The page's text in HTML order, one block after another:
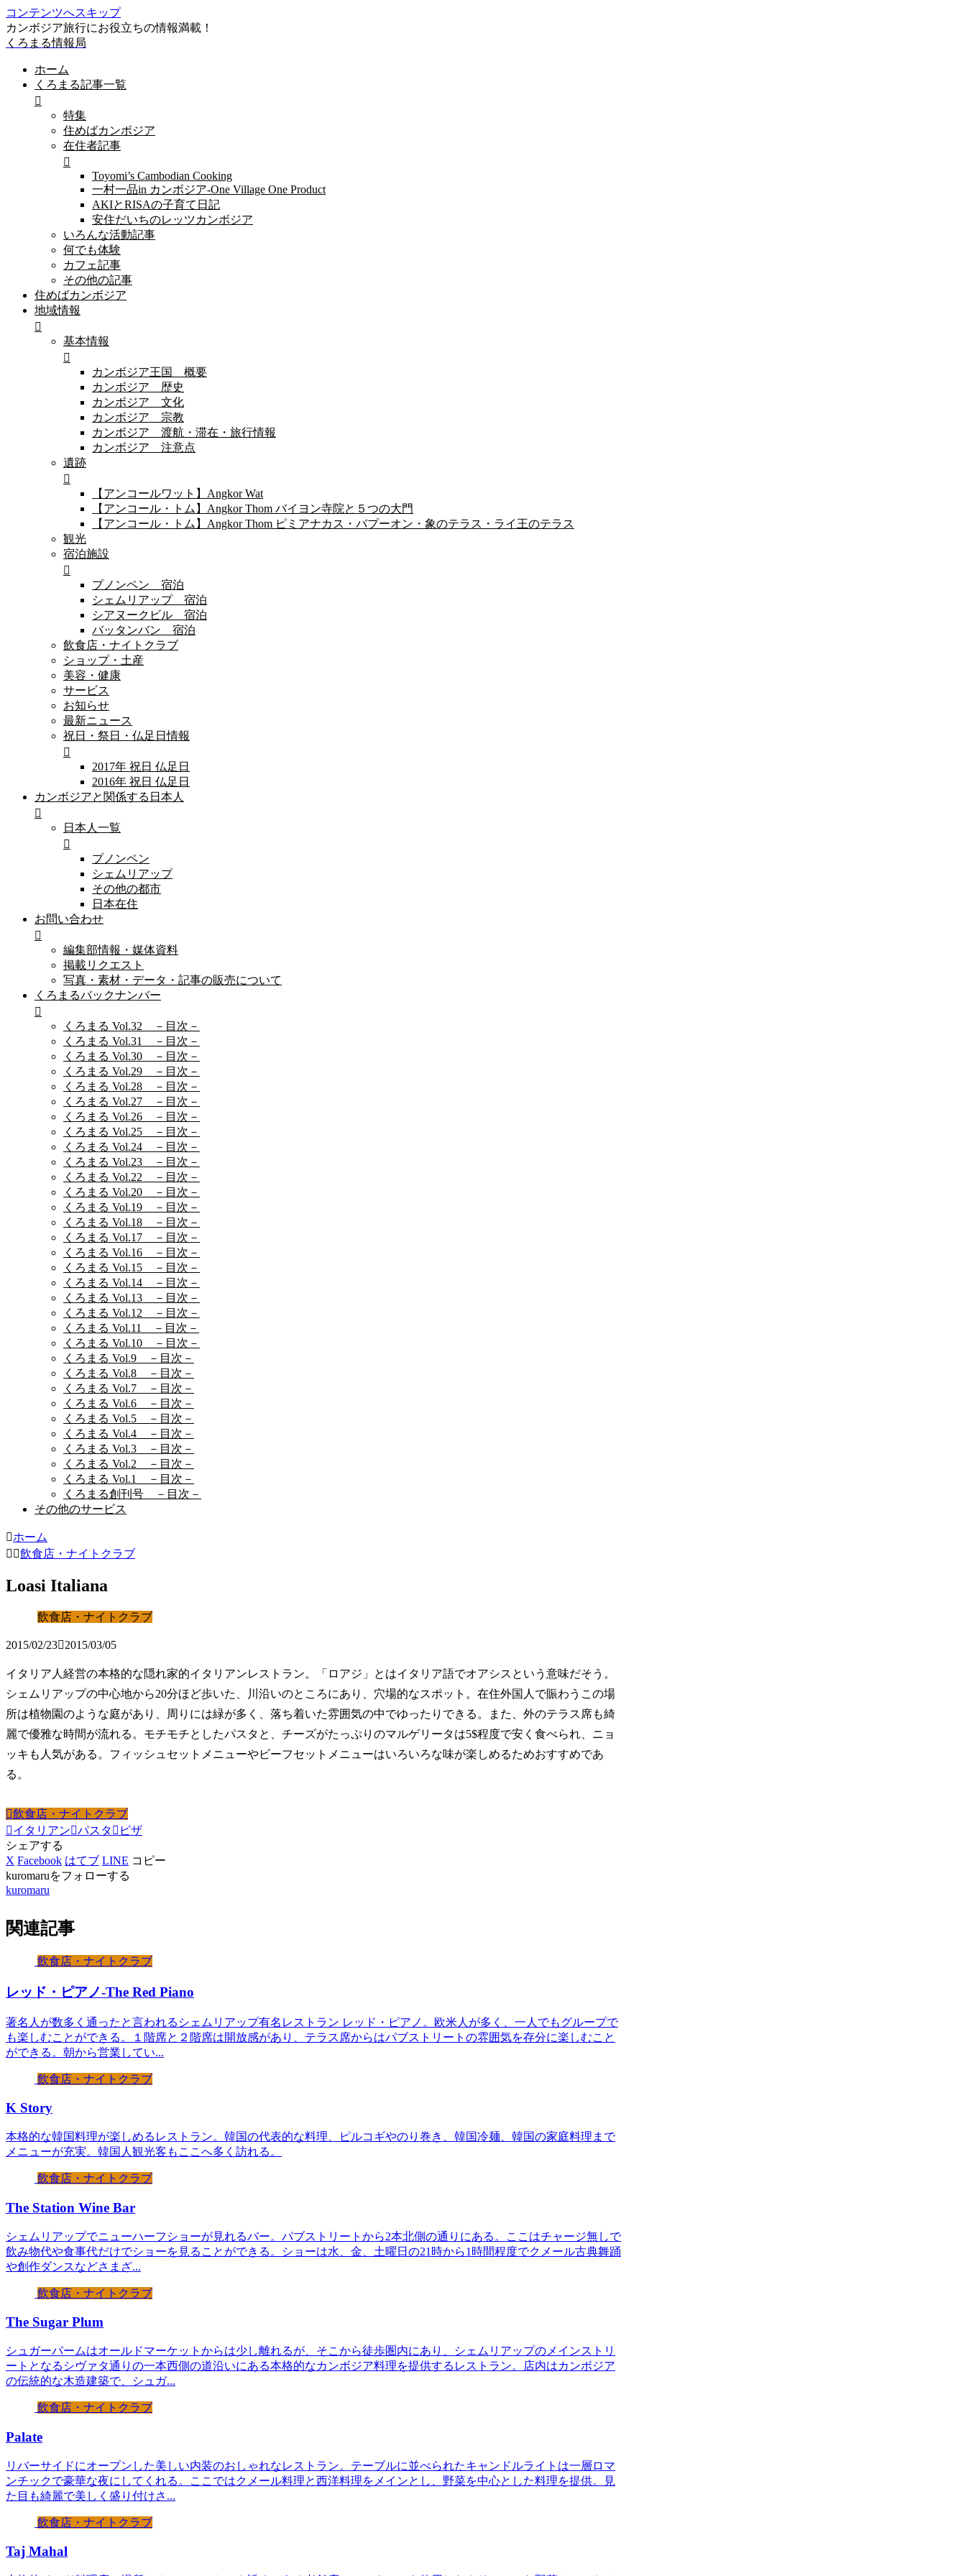
コンテンツへスキップ
カンボジア旅行にお役立ちの情報満載！
くろまる情報局
ホーム
くろまる記事一覧
特集
住めばカンボジア
在住者記事
Toyomi’s Cambodian Cooking
一村一品in カンボジア-One Village One Product
AKIとRISAの子育て日記
安住だいちのレッツカンボジア
いろんな活動記事
何でも体験
カフェ記事
その他の記事
住めばカンボジア
地域情報
基本情報
カンボジア王国 概要
カンボジア 歴史
カンボジア 文化
カンボジア 宗教
カンボジア 渡航・滞在・旅行情報
カンボジア 注意点
遺跡
【アンコールワット】Angkor Wat
【アンコール・トム】Angkor Thom バイヨン寺院と５つの大門
【アンコール・トム】Angkor Thom ピミアナカス・バプーオン・象のテラス・ライ王のテラス
観光
宿泊施設
プノンペン 宿泊
シェムリアップ 宿泊
シアヌークビル 宿泊
バッタンバン 宿泊
飲食店・ナイトクラブ
ショップ・土産
美容・健康
サービス
お知らせ
最新ニュース
祝日・祭日・仏足日情報
2017年 祝日 仏足日
2016年 祝日 仏足日
カンボジアと関係する日本人
日本人一覧
プノンペン
シェムリアップ
その他の都市
日本在住
お問い合わせ
編集部情報・媒体資料
掲載リクエスト
写真・素材・データ・記事の販売について
くろまるバックナンバー
くろまる Vol.32 －目次－
くろまる Vol.31 －目次－
くろまる Vol.30 －目次－
くろまる Vol.29 －目次－
くろまる Vol.28 －目次－
くろまる Vol.27 －目次－
くろまる Vol.26 －目次－
くろまる Vol.25 －目次－
くろまる Vol.24 －目次－
くろまる Vol.23 －目次－
くろまる Vol.22 －目次－
くろまる Vol.20 －目次－
くろまる Vol.19 －目次－
くろまる Vol.18 －目次－
くろまる Vol.17 －目次－
くろまる Vol.16 －目次－
くろまる Vol.15 －目次－
くろまる Vol.14 －目次－
くろまる Vol.13 －目次－
くろまる Vol.12 －目次－
くろまる Vol.11 －目次－
くろまる Vol.10 －目次－
くろまる Vol.9 －目次－
くろまる Vol.8 －目次－
くろまる Vol.7 －目次－
くろまる Vol.6 －目次－
くろまる Vol.5 －目次－
くろまる Vol.4 －目次－
くろまる Vol.3 －目次－
くろまる Vol.2 －目次－
くろまる Vol.1 －目次－
くろまる創刊号 －目次－
その他のサービス
ホーム
飲食店・ナイトクラブ
Loasi Italiana
飲食店・ナイトクラブ
2015/02/23 2015/03/05
イタリア人経営の本格的な隠れ家的イタリアンレストラン。「ロアジ」とはイタリア語でオアシスという意味だそう。
シェムリアップの中心地から20分ほど歩いた、川沿いのところにあり、穴場的なスポット。在住外国人で賑わうこの場
所は植物園のような庭があり、周りには緑が多く、落ち着いた雰囲気の中でゆったりできる。また、外のテラス席も綺
麗で優雅な時間が流れる。モチモチとしたパスタと、チーズがたっぷりのマルゲリータは5$程度で安く食べられ、ニョ
ッキも人気がある。フィッシュセットメニューやビーフセットメニューはいろいろな味が楽しめるためおすすめであ
る。
飲食店・ナイトクラブ
イタリアン
パスタ
ピザ
シェアする
X Facebook はてブ LINE コピー
kuromaruをフォローする
kuromaru
関連記事
飲食店・ナイトクラブ
レッド・ピアノ-The Red Piano
著名人が数多く通ったと言われるシェムリアップ有名レストラン レッド・ピアノ。欧米人が多く、一人でもグループで
も楽しむことができる。１階席と２階席は開放感があり、テラス席からはパブストリートの雰囲気を存分に楽しむこと
ができる。朝から営業してい...
飲食店・ナイトクラブ
K Story
本格的な韓国料理が楽しめるレストラン。韓国の代表的な料理、ピルコギやのり巻き、韓国冷麺、韓国の家庭料理まで
メニューが充実。韓国人観光客もここへ多く訪れる。
飲食店・ナイトクラブ
The Station Wine Bar
シェムリアップでニューハーフショーが見れるバー。パブストリートから2本北側の通りにある。ここはチャージ無しで
飲み物代や食事代だけでショーを見ることができる。ショーは水、金、土曜日の21時から1時間程度でクメール古典舞踊
や創作ダンスなどさまざ...
飲食店・ナイトクラブ
The Sugar Plum
シュガーパームはオールドマーケットからは少し離れるが、そこから徒歩圏内にあり、シェムリアップのメインストリ
ートとなるシヴァタ通りの一本西側の道沿いにある本格的なカンボジア料理を提供するレストラン。店内はカンボジア
の伝統的な木造建築で、シュガ...
飲食店・ナイトクラブ
Palate
リバーサイドにオープンした美しい内装のおしゃれなレストラン。テーブルに並べられたキャンドルライトは一層ロマ
ンチックで豪華な夜にしてくれる。ここではクメール料理と西洋料理をメインとし、野菜を中心とした料理を提供。見
た目も綺麗で美しく盛り付けさ...
飲食店・ナイトクラブ
Taj Mahal